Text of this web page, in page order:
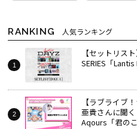
RANKING 人気ランキング
【セットリス
SERIES「
【ラブライブ
亜貴さんに聞く
Aqours「君の